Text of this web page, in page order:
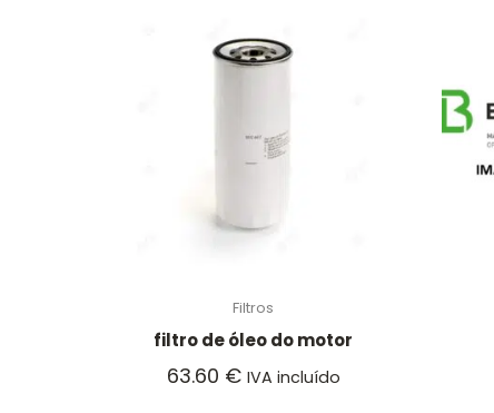
Filtros
filtro de óleo do motor
63.60 € IVA incluído